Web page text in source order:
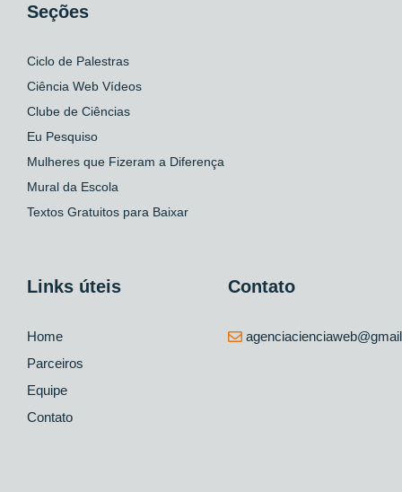
Seções
Ciclo de Palestras
Ciência Web Vídeos
Clube de Ciências
Eu Pesquiso
Mulheres que Fizeram a Diferença
Mural da Escola
Textos Gratuitos para Baixar
Links úteis
Home
Parceiros
Equipe
Contato
Contato